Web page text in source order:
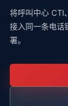
将呼叫中心 CTI
接入同一条电话
署。